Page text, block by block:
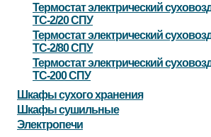
Термостат электрический
ТС-2/20 СПУ
Термостат электрический
ТС-2/80 СПУ
Термостат электрический
ТС-200 СПУ
Шкафы сухого хранения
Шкафы сушильные
Электропечи